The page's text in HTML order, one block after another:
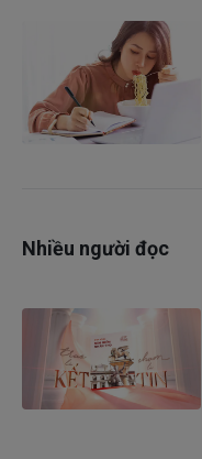
Nhiều người đọc